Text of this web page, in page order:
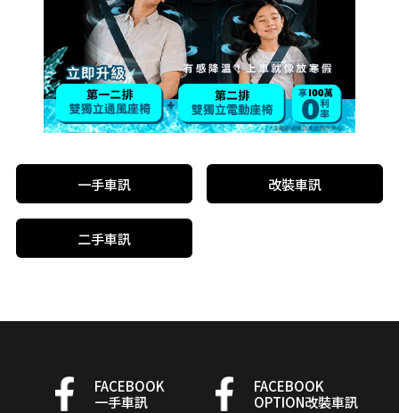
一手車訊 改裝車訊
二手車訊
FACEBOOK
一手車訊
FACEBOOK
OPTION改裝車訊